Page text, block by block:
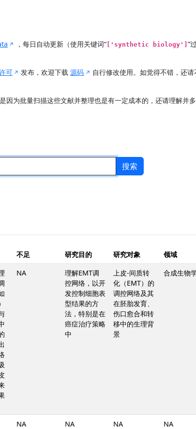
，每日自动更新（使用关键词“ ['synthetic biology']”
可 发布，欢迎下载源码 自行修改使用。如觉得不错，还请
因为批量扫描这些文献并整理也是有一定成本的，还请理解并
搜索
不足 研究目的 研究对象 领域
NA
理解EMT调
控网络，以开
发控制细胞表
型结果的方
法，特别是在
癌症治疗策略
中
上皮-间质转
化（EMT）的
调控网络及其
在胚胎发育、
伤口愈合和转
移中的生理背
景
合成生物
NA NA NA NA